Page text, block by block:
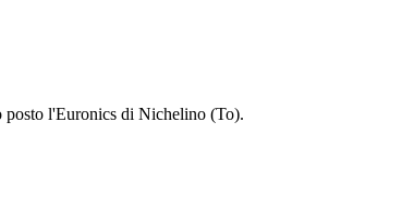
posto l'Euronics di Nichelino (To).